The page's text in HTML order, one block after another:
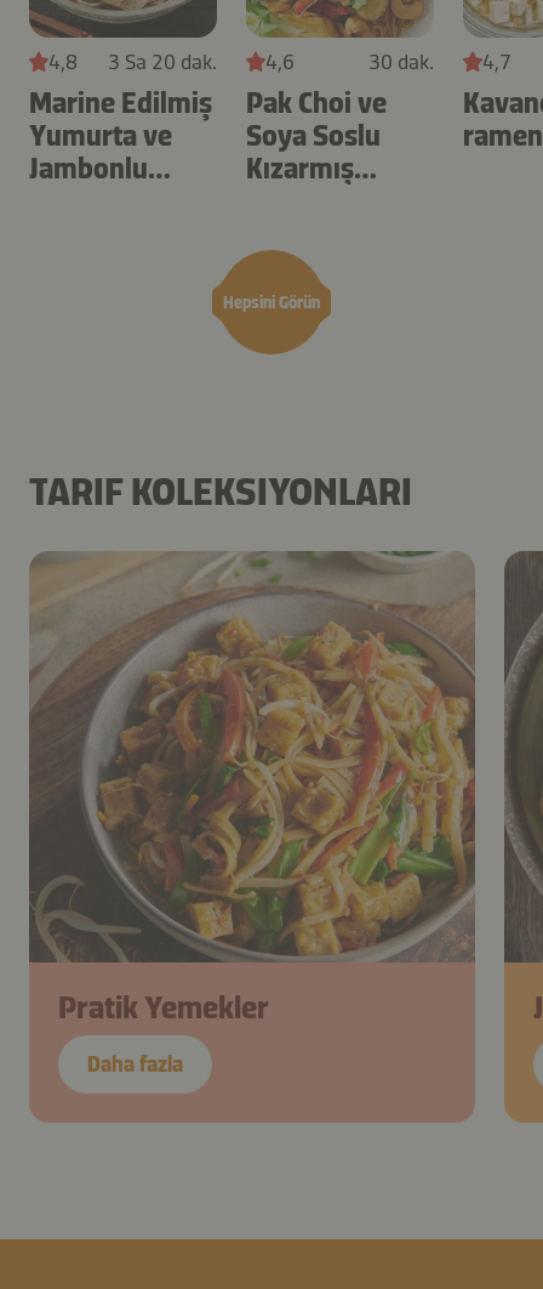
Hepsini Görün
4,8 3 Sa 20 dak.
Marine Edilmiş
Yumurta ve
Jambonlu
4,6 30 dak.
Pak Choi ve
Soya Soslu
Kızarmış
4,7
ramen
TARIF KOLEKSIYONLARI
Pratik Yemekler
Daha fazla